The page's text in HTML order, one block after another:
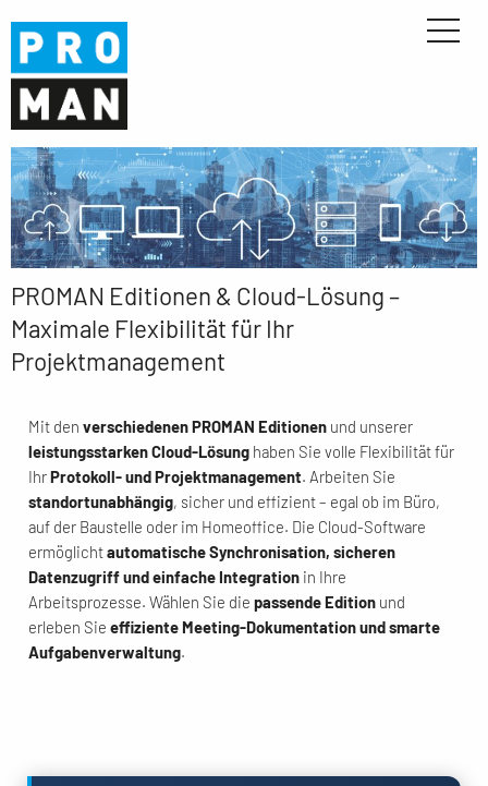
PROMAN Editionen & Cloud-Lösung –
Maximale Flexibilität für Ihr
Projektmanagement
Mit den verschiedenen PROMAN Editionen und unserer
leistungsstarken Cloud-Lösung haben Sie volle Flexibilität für
IhrProtokoll- und Projektmanagement. Arbeiten Sie
standortunabhängig, sicher und effizient – egal ob im Büro,
auf der Baustelle oder im Homeoffice. Die Cloud-Software
ermöglichtautomatische Synchronisation, sicheren
Datenzugriff und einfache Integration in Ihre
Arbeitsprozesse. Wählen Sie die passende Edition und
erleben Sie effiziente Meeting-Dokumentation und smarte
Aufgabenverwaltung.